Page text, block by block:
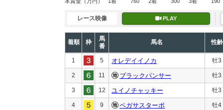
レース映像 PLAY
着順 枠
馬
番
馬名 性齢
1 5 オレデイイノカ 牡3
2 11 ブラックパンサー 牡3
3 12 ユイノチャッキー 牡3
4 9 ペガサスターボ 牡4